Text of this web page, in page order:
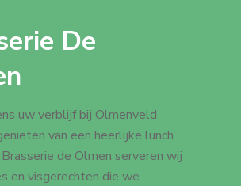
De
uw verblijf bij Olmenveld
van een heerlijke lunch
de Olmen serveren wij
en visgerechten die we